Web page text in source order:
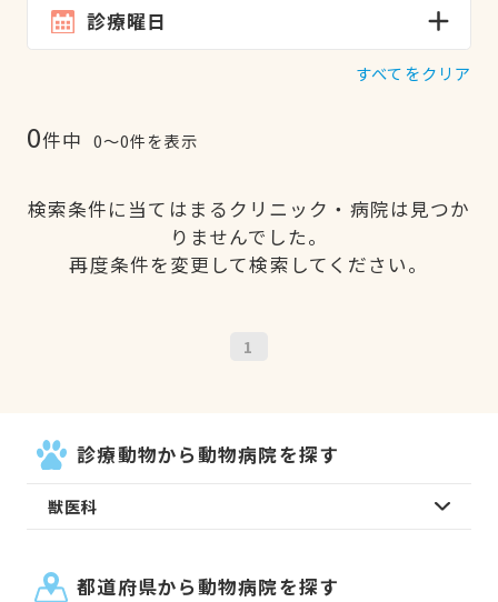
診療曜日
すべてをクリア
0件中 0〜0件を表示
検索条件に当てはまるクリニック・病院は見つか
りませんでした。
再度条件を変更して検索してください。
1
診療動物から動物病院を探す
獣医科
都道府県から動物病院を探す